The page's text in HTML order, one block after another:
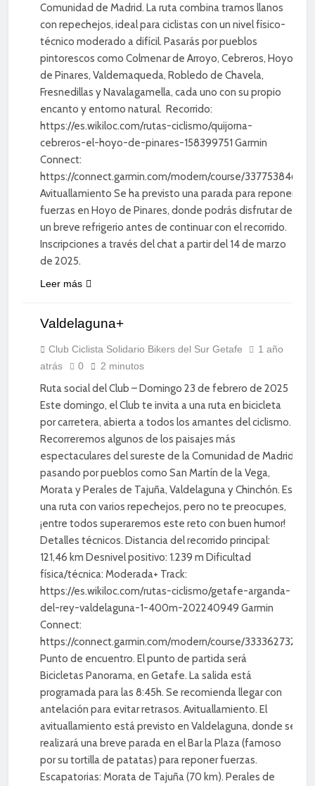
Comunidad de Madrid. La ruta combina tramos llanos
con repechejos, ideal para ciclistas con un nivel físico-
técnico moderado a difícil. Pasarás por pueblos
pintorescos como Colmenar de Arroyo, Cebreros, Hoyo
de Pinares, Valdemaqueda, Robledo de Chavela,
Fresnedillas y Navalagamella, cada uno con su propio
encanto y entorno natural. Recorrido:
https://es.wikiloc.com/rutas-ciclismo/quijorna-
cebreros-el-hoyo-de-pinares-158399751 Garmin
Connect:
https://connect.garmin.com/modern/course/337753846
Avituallamiento Se ha previsto una parada para reponer
fuerzas en Hoyo de Pinares, donde podrás disfrutar de
un breve refrigerio antes de continuar con el recorrido.
Inscripciones a través del chat a partir del 14 de marzo
de 2025.
Leer más
CICLISMO
DEPORTE
DIVERSIÓN
SOCIAL
Valdelaguna+
Club Ciclista Solidario Bikers del Sur Getafe
1 año
atrás
0 2 minutos
Ruta social del Club – Domingo 23 de febrero de 2025
Este domingo, el Club te invita a una ruta en bicicleta
por carretera, abierta a todos los amantes del ciclismo.
Recorreremos algunos de los paisajes más
espectaculares del sureste de la Comunidad de Madrid,
pasando por pueblos como San Martín de la Vega,
Morata y Perales de Tajuña, Valdelaguna y Chinchón. Es
una ruta con varios repechejos, pero no te preocupes,
¡entre todos superaremos este reto con buen humor!
Detalles técnicos. Distancia del recorrido principal:
121,46 km Desnivel positivo: 1.239 m Dificultad
física/técnica: Moderada+ Track:
https://es.wikiloc.com/rutas-ciclismo/getafe-arganda-
del-rey-valdelaguna-1-400m-202240949 Garmin
Connect:
https://connect.garmin.com/modern/course/333362732
Punto de encuentro. El punto de partida será
Bicicletas Panorama, en Getafe. La salida está
programada para las 8:45h. Se recomienda llegar con
antelación para evitar retrasos. Avituallamiento. El
avituallamiento está previsto en Valdelaguna, donde se
realizará una breve parada en el Bar la Plaza (famoso
por su tortilla de patatas) para reponer fuerzas.
Escapatorias: Morata de Tajuña (70 km). Perales de